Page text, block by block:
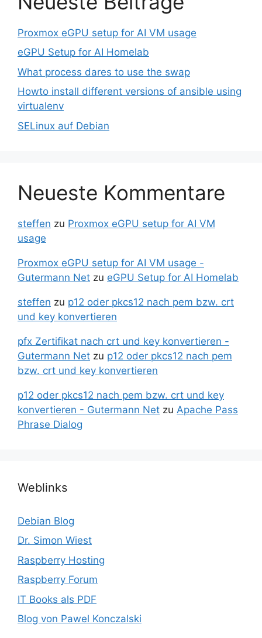
Proxmox eGPU setup for AI VM usage
eGPU Setup for AI Homelab
What process dares to use the swap
Howto install different versions of ansible using
virtualenv
SELinux auf Debian
Neueste Kommentare
steffen zu Proxmox eGPU setup for AI VM
usage
Proxmox eGPU setup for AI VM usage -
Gutermann Net zu eGPU Setup for AI Homelab
steffen zu p12 oder pkcs12 nach pem bzw. crt
und key konvertieren
pfx Zertifikat nach crt und key konvertieren -
Gutermann Net zu p12 oder pkcs12 nach pem
bzw. crt und key konvertieren
p12 oder pkcs12 nach pem bzw. crt und key
konvertieren - Gutermann Net zu Apache Pass
Phrase Dialog
Weblinks
Debian Blog
Dr. Simon Wiest
Raspberry Hosting
Raspberry Forum
IT Books als PDF
Blog von Pawel Konczalski